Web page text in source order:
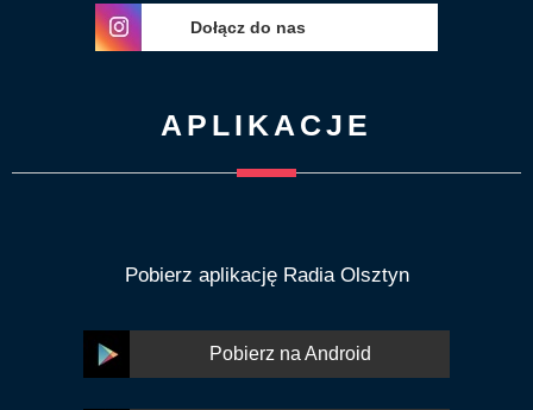
Dołącz do nas
APLIKACJE
Pobierz aplikację Radia Olsztyn
Pobierz na Android